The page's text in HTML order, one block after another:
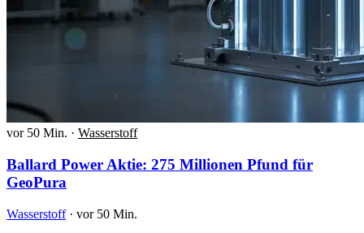
vor 50 Min. · Wasserstoff
Ballard Power Aktie: 275 Millionen Pfund für
GeoPura
Wasserstoff · vor 50 Min.